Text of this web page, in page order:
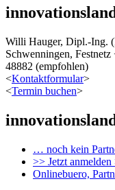
Willi Hauger, Dipl.-Ing.
Schwenningen,
48882 (empfohlen)
<Kontaktformular>
<Termin buchen>
… noch kein
>> Jetzt anmelden
Onlinebuero,